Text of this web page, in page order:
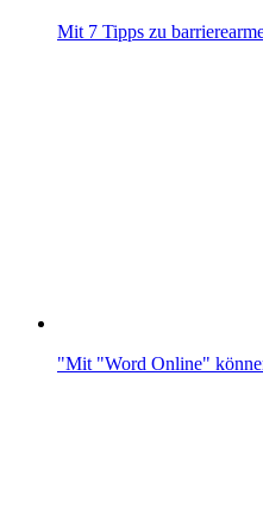
Mit 7 Tipps zu
"Mit "Word Online"